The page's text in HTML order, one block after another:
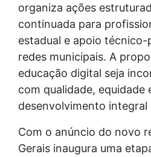
organiza ações
continuada para
estadual e apoio técnico-
redes municipais. A
educação digital seja
com qualidade, equidade
desenvolvimento integral
Com o anúncio do novo
Gerais inaugura uma